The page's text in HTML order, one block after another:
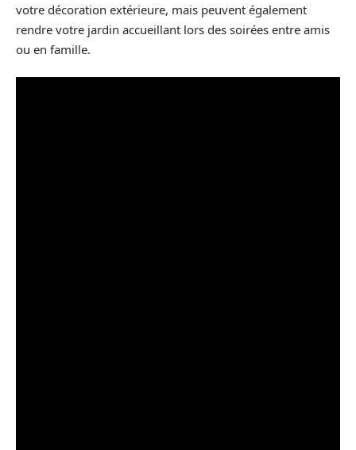
votre décoration extérieure, mais peuvent également
rendre votre jardin accueillant lors des soirées entre amis
ou en famille.